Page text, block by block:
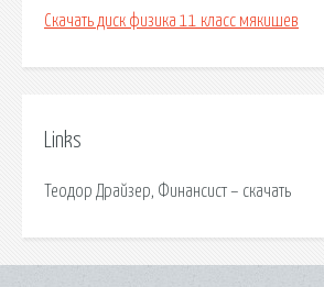
Скачать диск физика 11 класс мякишев
Links
Теодор Драйзер, Финансист – скачать